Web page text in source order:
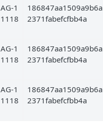
AG-1
1118
186847aa1509a9b6a
2371fabefcfbb4a
AG-1
1118
186847aa1509a9b6a
2371fabefcfbb4a
AG-1
1118
186847aa1509a9b6a
2371fabefcfbb4a